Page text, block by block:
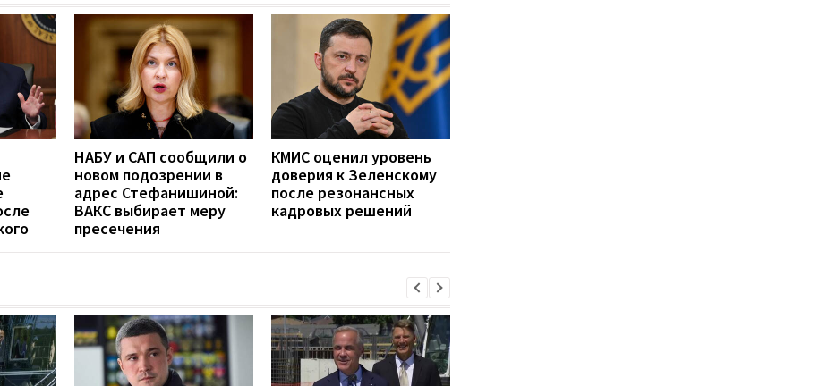
НАБУ и САП сообщили о
новом подозрении в
адрес Стефанишиной:
ВАКС выбирает меру
пресечения
КМИС оценил уровень
доверия к Зеленскому
после резонансных
кадровых решений